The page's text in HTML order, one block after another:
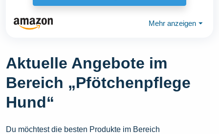
Mehr anzeigen ⏷
Aktuelle Angebote im
Bereich „Pfötchenpflege
Hund“
Du möchtest die besten Produkte im Bereich